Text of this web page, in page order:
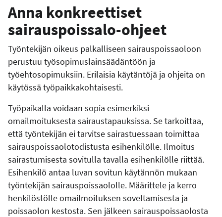
Anna konkreettiset
sairauspoissalo-ohjeet
Työntekijän oikeus palkalliseen sairauspoissaoloon
perustuu työsopimuslainsäädäntöön ja
työehtosopimuksiin. Erilaisia käytäntöjä ja ohjeita on
käytössä työpaikkakohtaisesti.
Työpaikalla voidaan sopia esimerkiksi
omailmoituksesta sairaustapauksissa. Se tarkoittaa,
että työntekijän ei tarvitse sairastuessaan toimittaa
sairauspoissaolotodistusta esihenkilölle. Ilmoitus
sairastumisesta sovitulla tavalla esihenkilölle riittää.
Esihenkilö antaa luvan sovitun käytännön mukaan
työntekijän sairauspoissaololle. Määrittele ja kerro
henkilöstölle omailmoituksen soveltamisesta ja
poissaolon kestosta. Sen jälkeen sairauspoissaolosta